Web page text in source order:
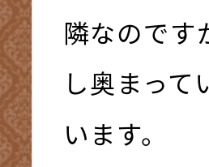
隣なのです
し奥まっ
います。